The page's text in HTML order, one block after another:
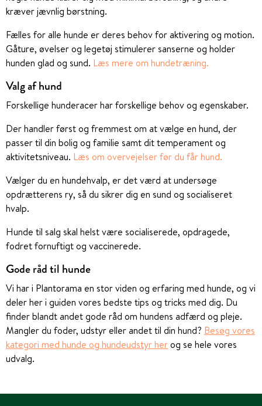
kræver jævnlig børstning.
Fælles for alle hunde er deres behov for aktivering og motion.
Gåture, øvelser og legetøj stimulerer sanserne og holder
hunden glad og sund. Læs mere om hundetræning.
Valg af hund
Forskellige hunderacer har forskellige behov og egenskaber.
Der handler først og fremmest om at vælge en hund, der
passer til din bolig og familie samt dit temperament og
aktivitetsniveau. Læs om overvejelser før du får hund.
Vælger du en hundehvalp, er det værd at undersøge
opdrætterens ry, så du sikrer dig en sund og socialiseret
hvalp.
Hunde til salg skal helst være socialiserede, opdragede,
fodret fornuftigt og vaccinerede.
Gode råd til hunde
Vi har i Plantorama en stor viden og erfaring med hunde, og vi
deler her i guiden vores bedste tips og tricks med dig. Du
finder blandt andet gode råd om hundens adfærd og pleje.
Mangler du foder, udstyr eller andet til din hund? Besøg vores
kategori med hunde og hundeudstyr herog se hele vores
udvalg.